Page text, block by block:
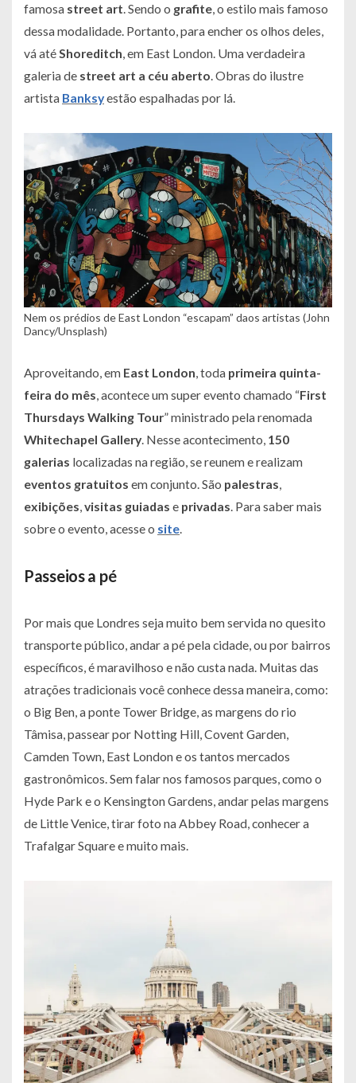
famosa street art. Sendo o grafite, o estilo mais famoso
dessa modalidade. Portanto, para encher os olhos deles,
vá atéShoreditch, em East London. Uma verdadeira
galeria de street art a céu aberto. Obras do ilustre
artista Banksyestão espalhadas por lá.
Nem os prédios de East London “escapam” daos artistas (John
Dancy/Unsplash)
Aproveitando, em East London, toda primeira quinta-
feira do mês, acontece um super evento chamado “First
Thursdays Walking Tour” ministrado pela renomada
Whitechapel Gallery. Nesse acontecimento, 150
galerias localizadas na região, se reunem e realizam
eventos gratuitos em conjunto. São palestras,
exibições,visitas guiadas e privadas. Para saber mais
sobre o evento, acesse o site.
Passeios a pé
Por mais que Londres seja muito bem servida no quesito
transporte público, andar a pé pela cidade, ou por bairros
específicos, é maravilhoso e não custa nada. Muitas das
atrações tradicionais você conhece dessa maneira, como:
o Big Ben, a ponte Tower Bridge, as margens do rio
Tâmisa, passear por Notting Hill, Covent Garden,
Camden Town, East London e os tantos mercados
gastronômicos. Sem falar nos famosos parques, como o
Hyde Park e o Kensington Gardens, andar pelas margens
de Little Venice, tirar foto na Abbey Road, conhecer a
Trafalgar Square e muito mais.